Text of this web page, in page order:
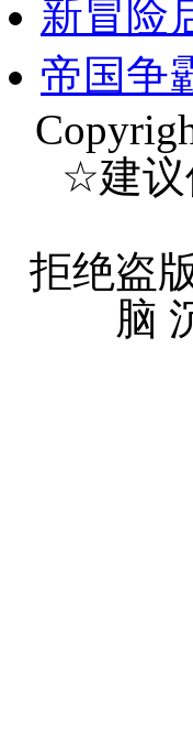
新冒险
帝国争
☆建议
拒绝盗
脑